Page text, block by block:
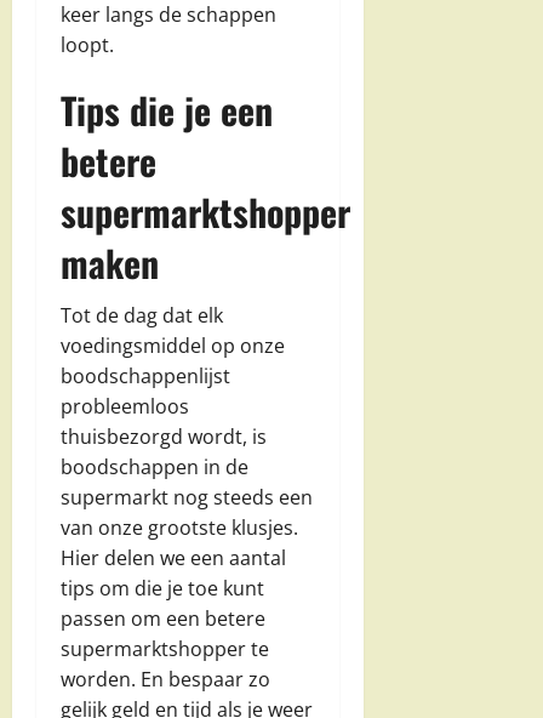
keer langs de schappen
loopt.
Tips die je een
betere
supermarktshopper
maken
Tot de dag dat elk
voedingsmiddel op onze
boodschappenlijst
probleemloos
thuisbezorgd wordt, is
boodschappen in de
supermarkt nog steeds een
van onze grootste klusjes.
Hier delen we een aantal
tips om die je toe kunt
passen om een betere
supermarktshopper te
worden. En bespaar zo
gelijk geld en tijd als je weer